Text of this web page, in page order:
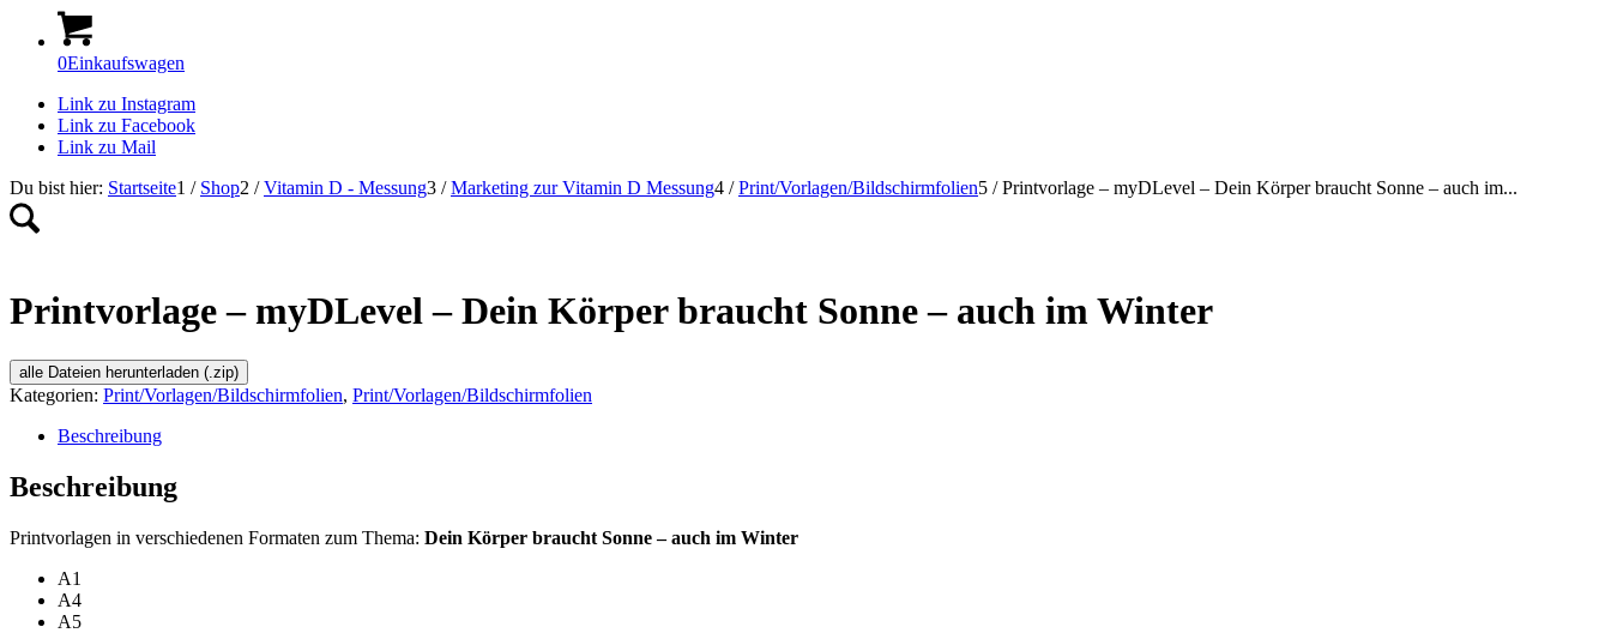
0Einkaufswagen
Link zu Instagram
Link zu Facebook
Link zu Mail
Du bist hier: Startseite1 / Shop2 / Vitamin D - Messung3 / Marketing zur Vitamin D Messung4 / Print/Vorlagen/Bildschirmfolien5 / Printvorlage – myDLevel – Dein Körper braucht Sonne – auch im...
Printvorlage – myDLevel – Dein Körper braucht Sonne – auch im Winter
alle Dateien herunterladen (.zip)
Kategorien: Print/Vorlagen/Bildschirmfolien, Print/Vorlagen/Bildschirmfolien
Beschreibung
Beschreibung
Printvorlagen in verschiedenen Formaten zum Thema: Dein Körper braucht Sonne – auch im Winter
A1
A4
A5